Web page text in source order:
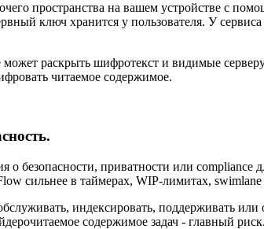
пространства на вашем устройстве с
ключ хранится у пользователя. У
раскрыть шифротекст и видимые
читаемое содержимое.
о безопасности, приватности или
сильнее в таймерах, WIP-лимитах,
индексировать, поддерживать
содержимое задач - главный риск.